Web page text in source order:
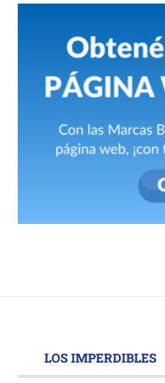
LOS IMPERDIBLES